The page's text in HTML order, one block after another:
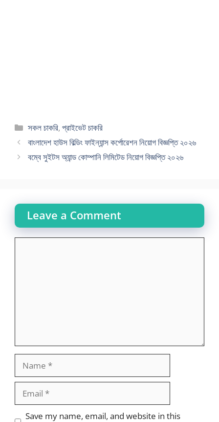
Categories
সকল চাকরি,প্রাইভেট চাকরি
বাংলাদেশ হাউস বিল্ডিং ফাইন্যান্স কর্পোরেশন নিয়োগ বিজ্ঞপ্তি ২০২৬
বম্বে সুইটস অ্যান্ড কোম্পানি লিমিটেড নিয়োগ বিজ্ঞপ্তি ২০২৬
Leave a Comment
Website
Save my name, email, and website in this